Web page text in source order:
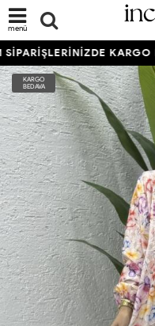
menü
KARGO
KARGO
BEDAVA